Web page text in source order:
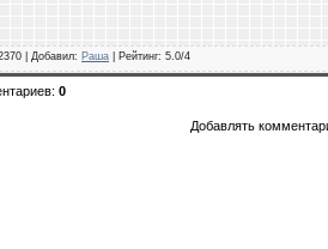
Добавил: Раша Рейтинг: 5.0/4
: 0
Добавлять